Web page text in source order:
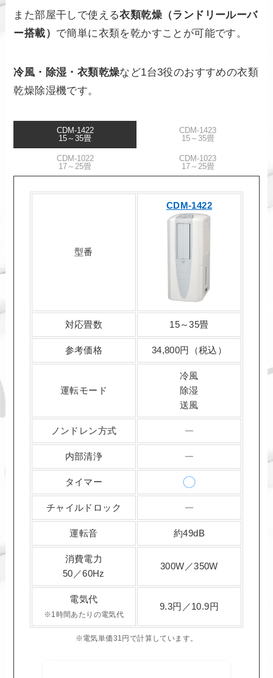
また部屋干しで使える衣類乾燥（ランドリールーバ
ー搭載） で簡単に衣類を乾かすことが可能です。
冷風・除湿・衣類乾燥など1台3役のおすすめの衣類
乾燥除湿機です。
CDM-1422
15～35畳
CDM-1423
15～35畳
CDM-1022
17～25畳
CDM-1023
17～25畳
型番
CDM-1422
対応畳数 15～35畳
参考価格 34,800円（税込）
運転モード
冷風
除湿
送風
ノンドレン方式
内部清浄
タイマー
チャイルドロック
運転音 約49dB
消費電力
50／60Hz
300W／350W
電気代
※1時間あたりの電気代
9.3円／10.9円
※電気単価31円で計算しています。